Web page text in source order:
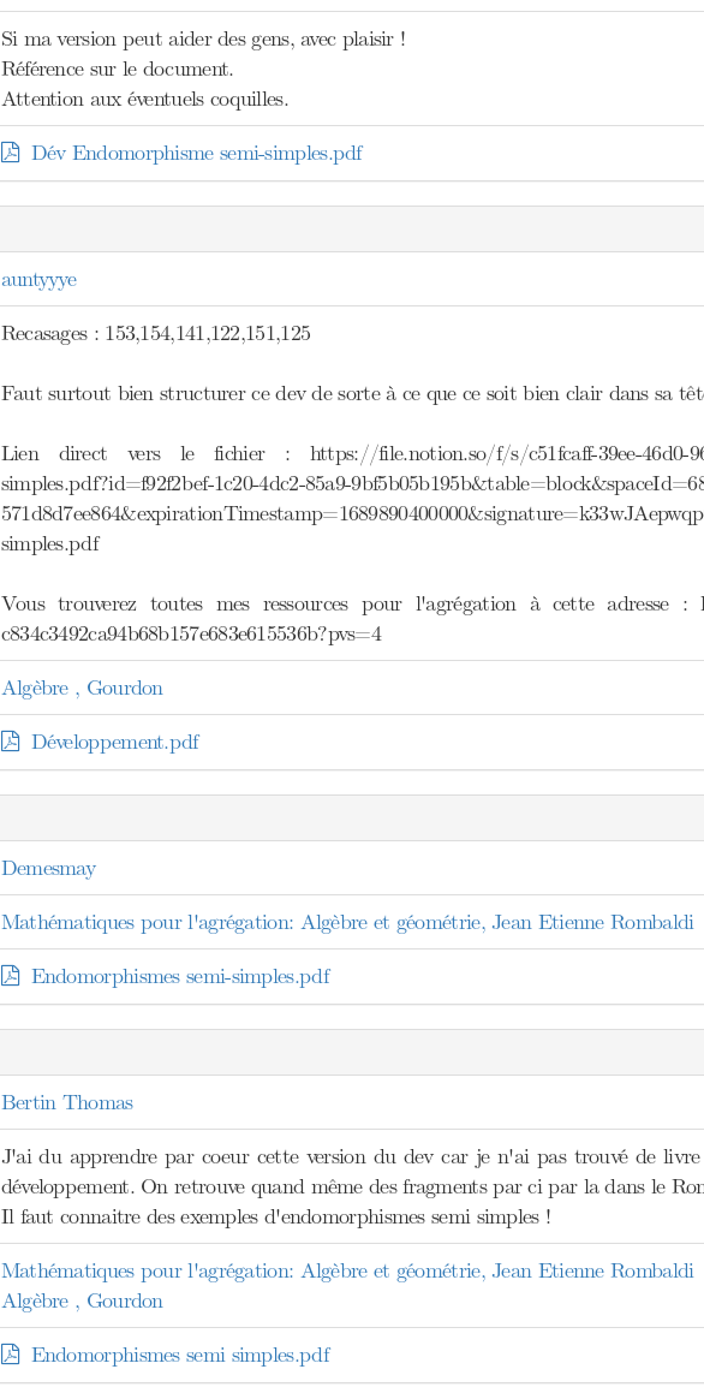
Si ma version peut aider des gens, avec plaisir !
Référence sur le document.
Attention aux éventuels coquilles.
Dév Endomorphisme semi-simples.pdf
auntyyye
Recasages : 153,154,141,122,151,125
Faut surtout bien structurer ce dev de sorte à ce que ce soit bien clair dans sa
Lien direct vers le fichier : https://file.notion.so/f/s/c51fcaff-39ee-46d0-
simples.pdf?id=f92f2bef-1c20-4dc2-85a9-
simples.pdf
Vous trouverez toutes mes ressources pour l'agrégation à cette adresse :
c834c3492ca94b68b157e683e615536b?pvs=4
Algèbre , Gourdon
Développement.pdf
Demesmay
Mathématiques pour l'agrégation: Algèbre et géométrie, Jean Etienne Rombaldi
Endomorphismes semi-simples.pdf
Bertin Thomas
J'ai du apprendre par coeur cette version du dev car je n'ai pas trouvé de
développement. On retrouve quand même des fragments par ci par la dans le
Il faut connaitre des exemples d'endomorphismes semi simples !
Mathématiques pour l'agrégation: Algèbre et géométrie, Jean Etienne Rombaldi
Algèbre , Gourdon
Endomorphismes semi simples.pdf